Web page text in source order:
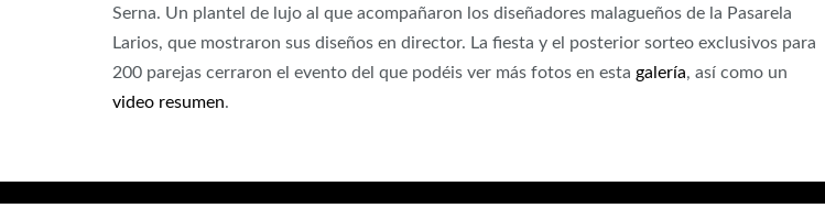
Serna. Un plantel de lujo al que acompañaron los diseñadores malagueños de la Pasarela
Larios, que mostraron sus diseños en director. La fiesta y el posterior sorteo exclusivos para
200 parejas cerraron el evento del que podéis ver más fotos en esta galería, así como un
video resumen.